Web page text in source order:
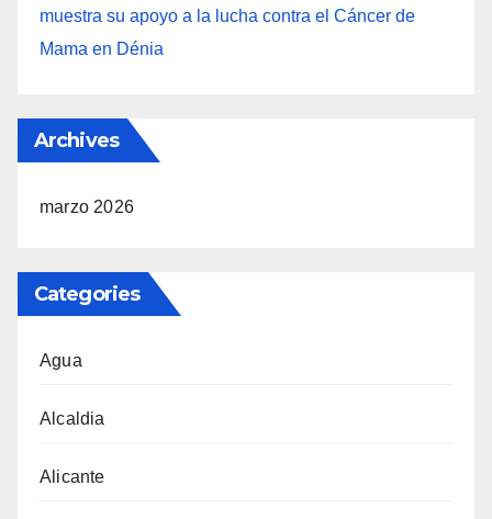
muestra su apoyo a la lucha contra el Cáncer de
Mama en Dénia
Archives
marzo 2026
Categories
Agua
Alcaldia
Alicante